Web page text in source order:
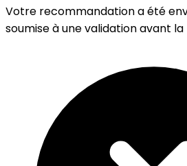
Votre recommandation a été
soumise à une validation avant